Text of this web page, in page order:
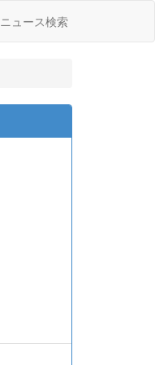
ニュース検索